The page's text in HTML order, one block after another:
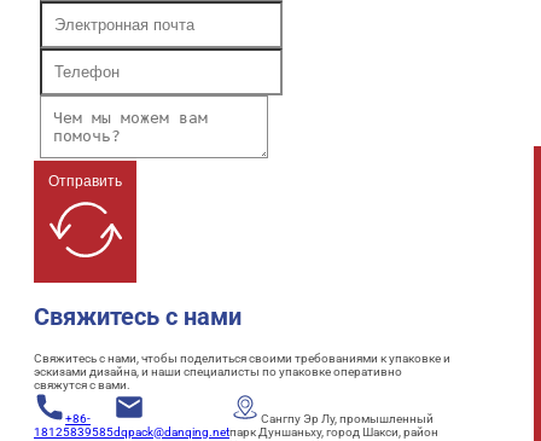
Отправить
Свяжитесь с нами
Свяжитесь с нами, чтобы поделиться своими требованиями к упаковке и
эскизами дизайна, и наши специалисты по упаковке оперативно
свяжутся с вами.
+86-
18125839585dqpack@danqing.net
Сангпу Эр Лу, промышленный
парк Дуншаньху, город Шакси, район